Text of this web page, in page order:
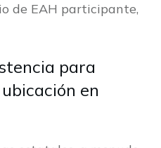
de EAH participante,
para
en